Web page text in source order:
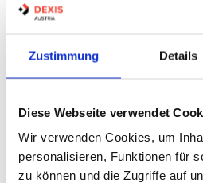
Zustimmung Details
Diese Webseite verwendet
Wir verwenden Cookies, um
personalisieren, Funktionen für
zu können und die Zugriffe auf
Herst.: 625246000
Nicht auf Lager
Print